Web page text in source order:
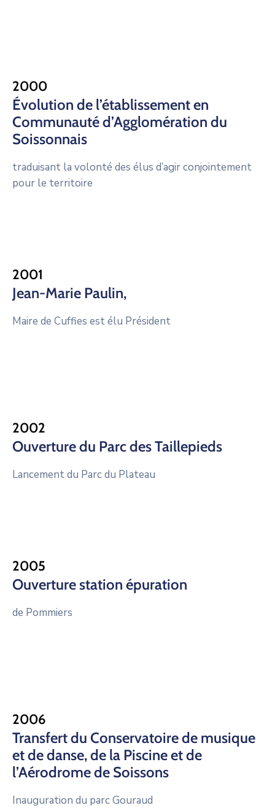
2000
Évolution de l’établissement en
Communauté d’Agglomération du
Soissonnais
traduisant la volonté des élus d’agir conjointement
pour le territoire
2001
Jean-Marie Paulin,
Maire de Cuffies est élu Président
2002
Ouverture du Parc des Taillepieds
Lancement du Parc du Plateau
2005
Ouverture station épuration
de Pommiers
2006
Transfert du Conservatoire de musique
et de danse, de la Piscine et de
l’Aérodrome de Soissons
Inauguration du parc Gouraud